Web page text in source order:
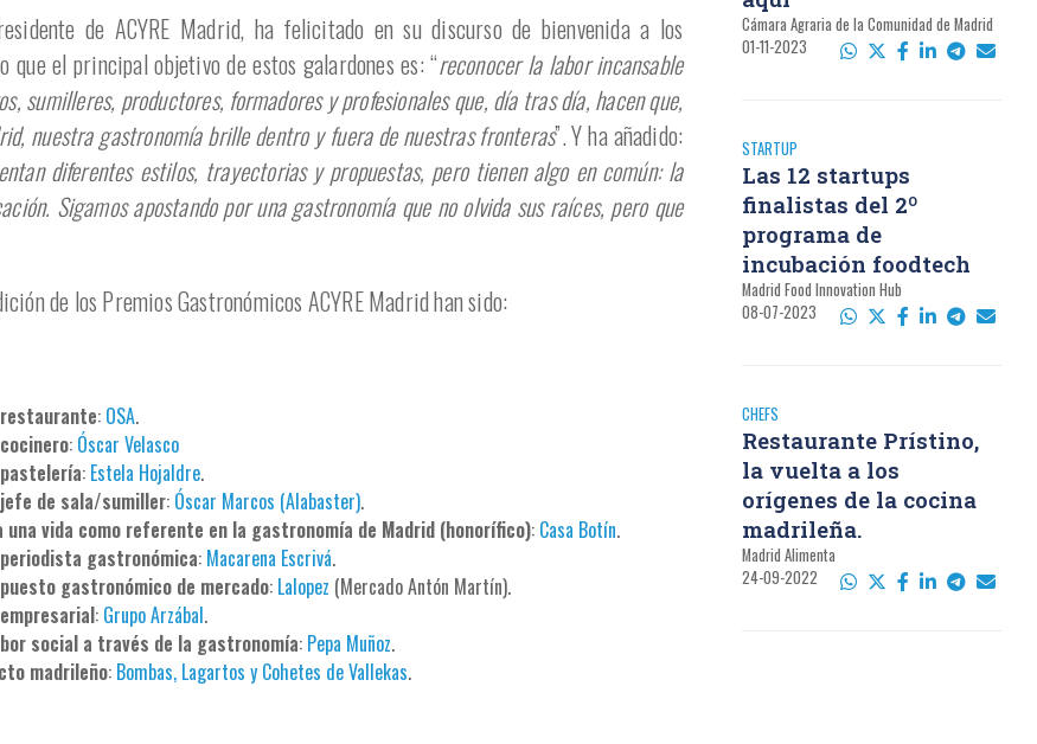
de ACYRE Madrid, ha felicitado en su discurso de bienvenida a los
que el principal objetivo de estos galardones es: “reconocer la labor incansable
sumilleres, productores, formadores y profesionales que, día tras día, hacen que,
nuestra gastronomía brille dentro y fuera de nuestras fronteras”. Y ha añadido:
diferentes estilos, trayectorias y propuestas, pero tienen algo en común: la
Sigamos apostando por una gastronomía que no olvida sus raíces, pero que
de los Premios Gastronómicos ACYRE Madrid han sido:
: OSA.
: Óscar Velasco
: Estela Hojaldre.
de sala/sumiller: Óscar Marcos (Alabaster).
una vida como referente en la gastronomía de Madrid (honorífico): Casa Botín.
gastronómica: Macarena Escrivá.
gastronómico de mercado: Lalopez (Mercado Antón Martín).
: Grupo Arzábal.
social a través de la gastronomía: Pepa Muñoz.
madrileño: Bombas, Lagartos y Cohetes de Vallekas.
Cámara Agraria de la Comunidad de Madrid
01-11-2023
STARTUP
Las 12 startups
finalistas del 2º
programa de
incubación foodtech
Madrid Food Innovation Hub
08-07-2023
CHEFS
Restaurante Prístino,
la vuelta a los
orígenes de la cocina
madrileña.
Madrid Alimenta
24-09-2022